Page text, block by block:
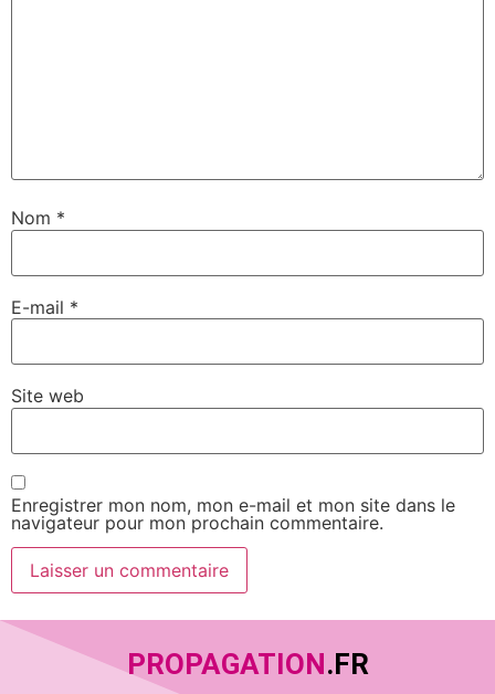
Nom *
E-mail *
Site web
Enregistrer mon nom, mon e-mail et mon site dans le
navigateur pour mon prochain commentaire.
PROPAGATION.FR